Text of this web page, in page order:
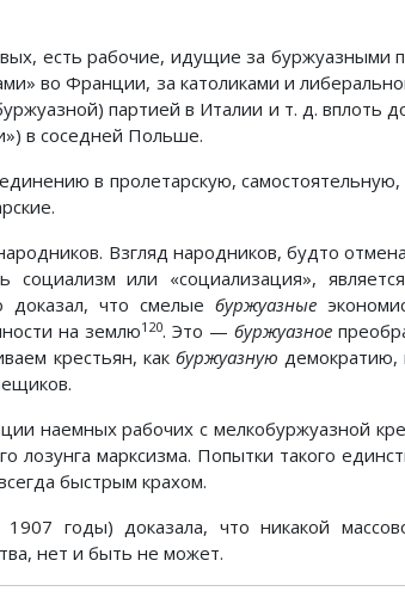
есть рабочие, идущие за буржуазными
во Франции, за католиками и
партией в Италии и т. д. вплоть
в соседней Польше.
в пролетарскую,
Взгляд народников, будто
или «социализация»,
доказал, что смелые буржуазные
на землю120. Это — буржуазное
крестьян, как буржуазную демократию,
наемных рабочих с мелкобуржуазной
лозунга марксизма. Попытки такого
быстрым крахом.
годы) доказала, что никакой
нет и быть не может.